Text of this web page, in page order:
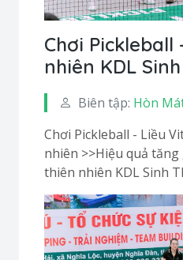
Chơi Pickleball
nhiên KDL
Biên tập: Hòn
Chơi Pickleball - Liều
nhiên >>Hiệu quả
thiên nhiên KDL Sinh